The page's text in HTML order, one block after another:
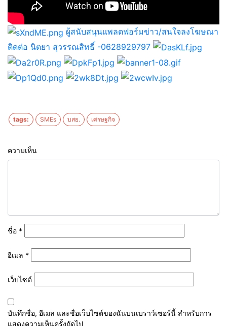
ผู้สนับสนุนแพลตฟอร์มข่าว/สนใจลงโฆษณา
ติดต่อ นิตยา สุวรรณสิทธิ์ -0628929797
tags: SMEs บสย. เศรษฐกิจ
ความเห็น
ชื่อ *
อีเมล *
เว็บไซต์
บันทึกชื่อ, อีเมล และชื่อเว็บไซต์ของฉันบนเบราว์เซอร์นี้ สำหรับการ
แสดงความเห็นครั้งถัดไป